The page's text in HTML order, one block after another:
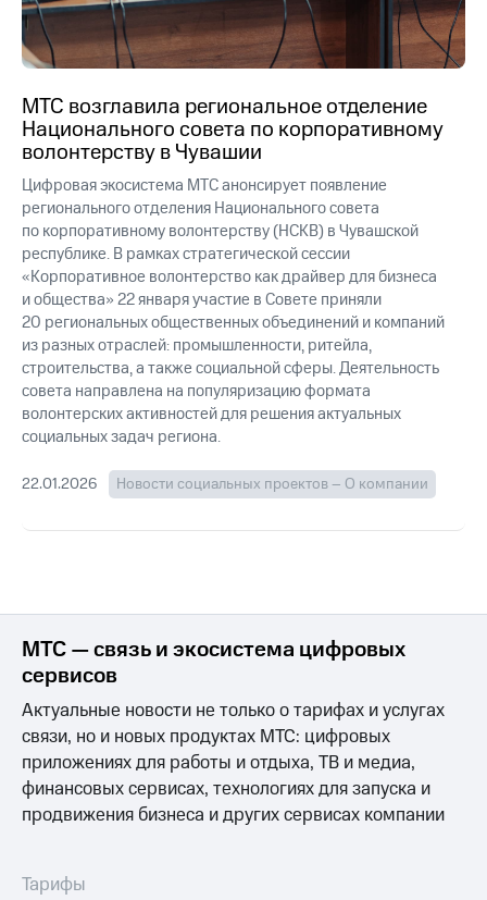
МТС возглавила региональное отделение
Национального совета по корпоративному
волонтерству в Чувашии
Цифровая экосистема МТС анонсирует появление
регионального отделения Национального совета
по корпоративному волонтерству (НСКВ) в Чувашской
республике. В рамках стратегической сессии
«Корпоративное волонтерство как драйвер для бизнеса
и общества» 22 января участие в Совете приняли
20 региональных общественных объединений и компаний
из разных отраслей: промышленности, ритейла,
строительства, а также социальной сферы. Деятельность
совета направлена на популяризацию формата
волонтерских активностей для решения актуальных
социальных задач региона.
22.01.2026 Новости социальных проектов – О компании
МТС — связь и экосистема цифровых
сервисов
Актуальные новости не только о тарифах и услугах
связи, но и новых продуктах МТС: цифровых
приложениях для работы и отдыха, ТВ и медиа,
финансовых сервисах, технологиях для запуска и
продвижения бизнеса и других сервисах компании
Тарифы